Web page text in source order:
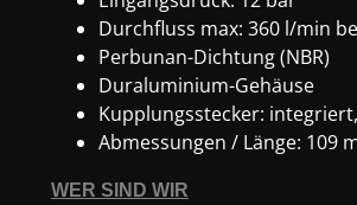
Durchfluss max: 360 l/min
Perbunan-Dichtung (NBR)
Duraluminium-Gehäuse
Kupplungsstecker:
Abmessungen / Länge: 109
WER SIND WIR